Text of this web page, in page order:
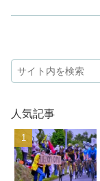
人気記事